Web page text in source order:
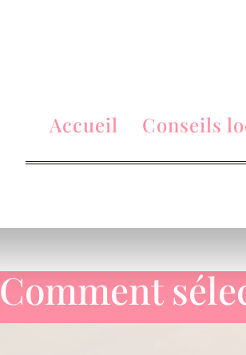
Accueil Conseils
Comment